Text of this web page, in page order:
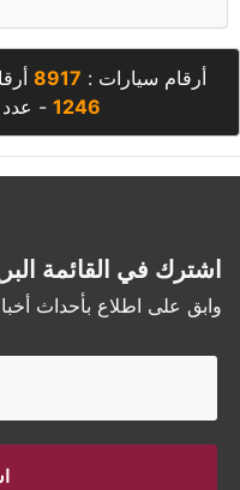
أرقام سيارات : 8917
1246 - عدد
اشترك في القائمة
وابق على اطلاع بأحداث